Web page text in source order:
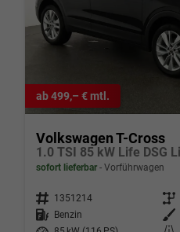
ab 499,– € mtl.
Volkswagen T-Cross
sofort lieferbar Vorführwagen
Fahrzeugnr. 1351214 Getriebe
Kraftstoff Benzin Außenfarbe